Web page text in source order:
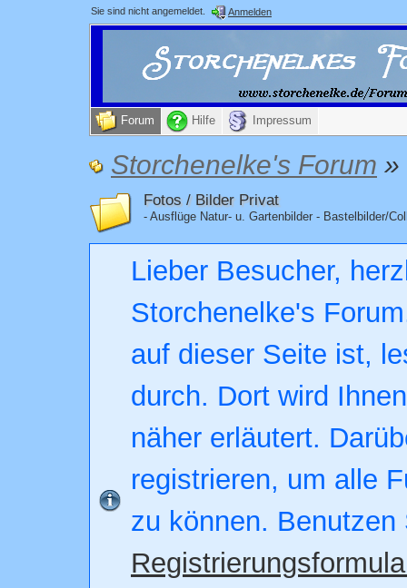
Sie sind nicht angemeldet. Anmelden
Forum Hilfe Impressum
Storchenelke's Forum »
Fotos / Bilder Privat
- Ausflüge Natur- u. Gartenbilder - Bastelbilder/
Lieber Besucher,
Storchenelke's
auf dieser Seite ist,
durch. Dort wird
näher erläutert.
registrieren, um alle
zu können. Benutzen